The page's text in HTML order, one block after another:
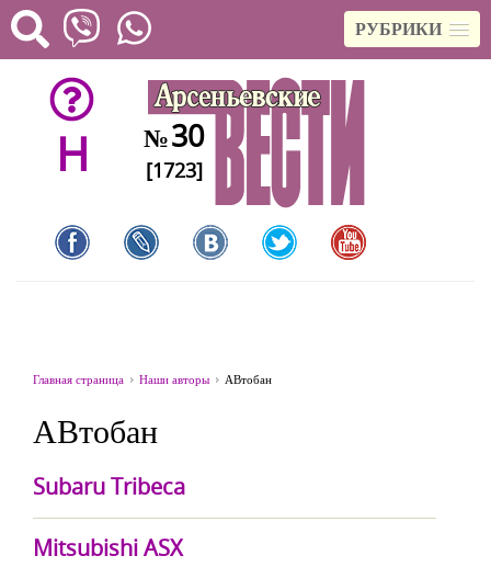
РУБРИКИ
H №30
[1723]
Главная страница Наши авторы АВтобан
АВтобан
Subaru Tribeca
Mitsubishi ASX